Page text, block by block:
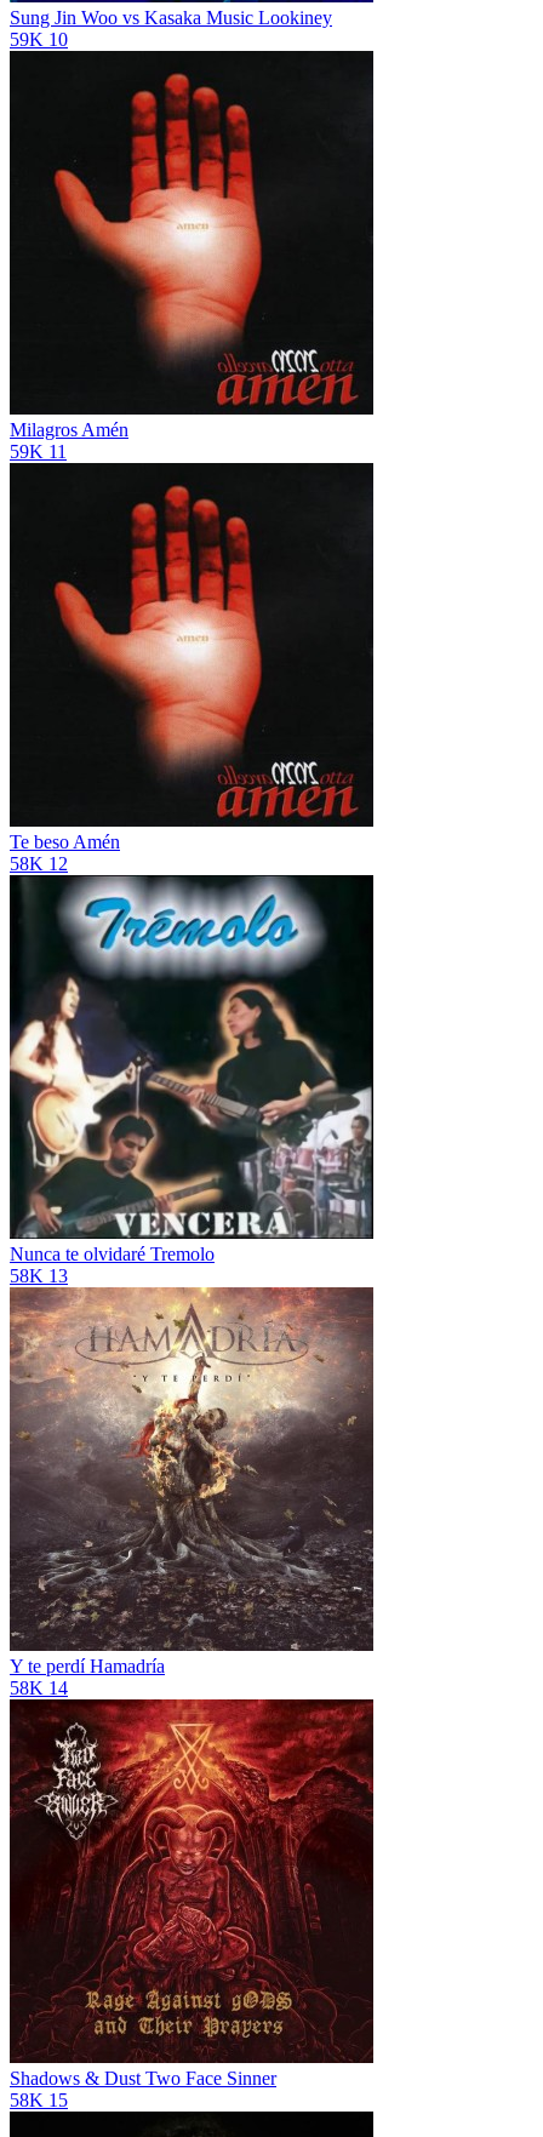
Sung Jin Woo vs Kasaka Music Lookiney
59K 10
Milagros Amén
59K 11
Te beso Amén
58K 12
Nunca te olvidaré Tremolo
58K 13
Y te perdí Hamadría
58K 14
Shadows & Dust Two Face Sinner
58K 15